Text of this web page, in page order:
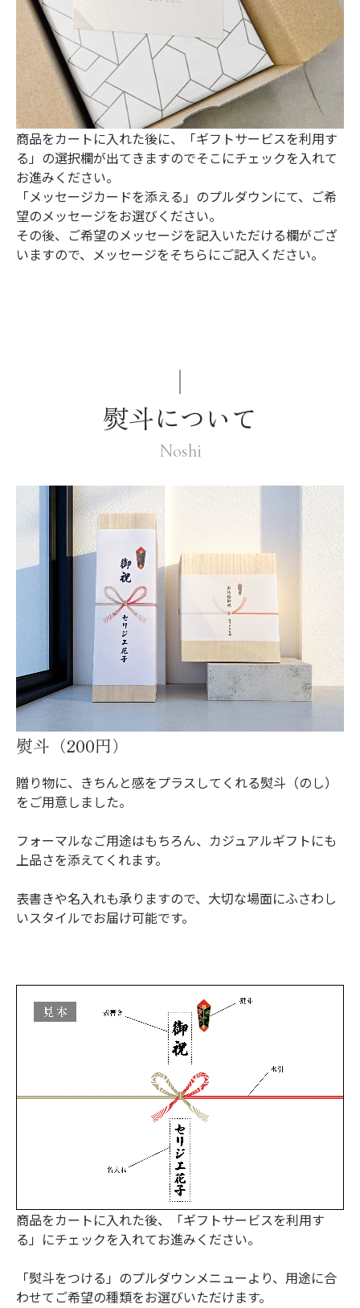
商品をカートに入れた後に、「ギフトサービスを利用す
る」の選択欄が出てきますのでそこにチェックを入れて
お進みください。
「メッセージカードを添える」のプルダウンにて、ご希
望のメッセージをお選びください。
その後、ご希望のメッセージを記入いただける欄がござ
いますので、メッセージをそちらにご記入ください。
熨斗について
Noshi
熨斗（200円）
贈り物に、きちんと感をプラスしてくれる熨斗（のし）
をご用意しました。
フォーマルなご用途はもちろん、カジュアルギフトにも
上品さを添えてくれます。
表書きや名入れも承りますので、大切な場面にふさわし
いスタイルでお届け可能です。
商品をカートに入れた後、「ギフトサービスを利用す
る」にチェックを入れてお進みください。
「熨斗をつける」のプルダウンメニューより、用途に合
わせてご希望の種類をお選びいただけます。